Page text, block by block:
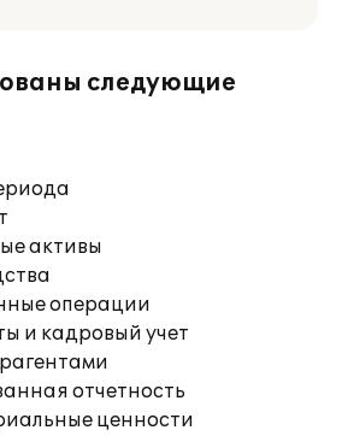
следующие
активы
операции
и кадровый учет
отчетность
ценности